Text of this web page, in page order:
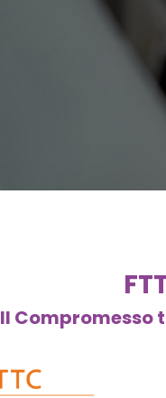
Il Compromesso